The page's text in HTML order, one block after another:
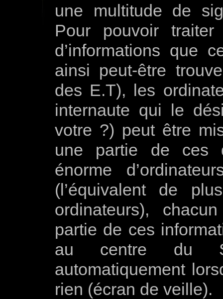
une multitude de
Pour pouvoir
d’informations que
ainsi peut-être
des E.T), les
internaute qui le
votre ?) peut être
une partie de ces
énorme
(l’équivalent de
ordinateurs),
partie de ces
au centre du
automatiquement
rien (écran de veille).